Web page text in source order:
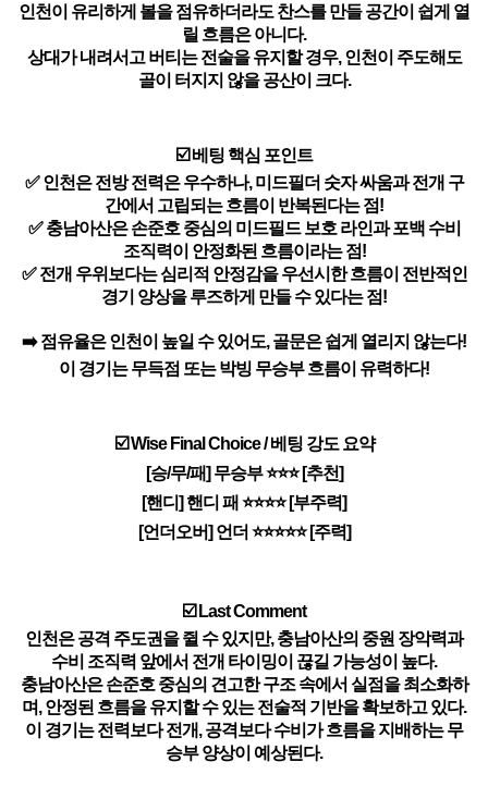
인천이 유리하게 볼을 점유하더라도 찬스를 만들 공간이 쉽게 열
릴 흐름은 아니다.
상대가 내려서고 버티는 전술을 유지할 경우, 인천이 주도해도
골이 터지지 않을 공산이 크다.
☑️ 베팅 핵심 포인트
✅ 인천은 전방 전력은 우수하나, 미드필더 숫자 싸움과 전개 구
간에서 고립되는 흐름이 반복된다는 점!
✅ 충남아산은 손준호 중심의 미드필드 보호 라인과 포백 수비
조직력이 안정화된 흐름이라는 점!
✅ 전개 우위보다는 심리적 안정감을 우선시한 흐름이 전반적인
경기 양상을 루즈하게 만들 수 있다는 점!
➡️ 점유율은 인천이 높일 수 있어도, 골문은 쉽게 열리지 않는다!
이 경기는 무득점 또는 박빙 무승부 흐름이 유력하다!
☑️ Wise Final Choice / 베팅 강도 요약
[승/무/패] 무승부 ⭐⭐⭐ [추천]
[핸디] 핸디 패 ⭐⭐⭐⭐ [부주력]
[언더오버] 언더 ⭐⭐⭐⭐⭐ [주력]
☑️ Last Comment
인천은 공격 주도권을 쥘 수 있지만, 충남아산의 중원 장악력과
수비 조직력 앞에서 전개 타이밍이 끊길 가능성이 높다.
충남아산은 손준호 중심의 견고한 구조 속에서 실점을 최소화하
며, 안정된 흐름을 유지할 수 있는 전술적 기반을 확보하고 있다.
이 경기는 전력보다 전개, 공격보다 수비가 흐름을 지배하는 무
승부 양상이 예상된다.